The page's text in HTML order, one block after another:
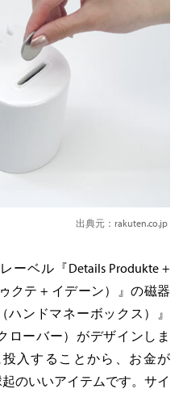
出典元：rakuten.co.jp
ーベル『Details Produkte +
クテ + イデーン）』の磁器
ハンドマネーボックス）』
ローバー）がデザインしま
入することから、お金が
のいいアイテムです。サイ